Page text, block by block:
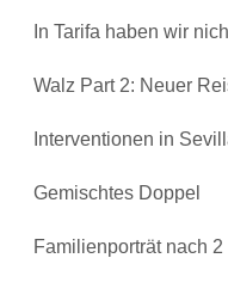
In Tarifa haben wir
Walz Part 2: Neuer
Interventionen in
Gemischtes Doppel
Familienporträt nach